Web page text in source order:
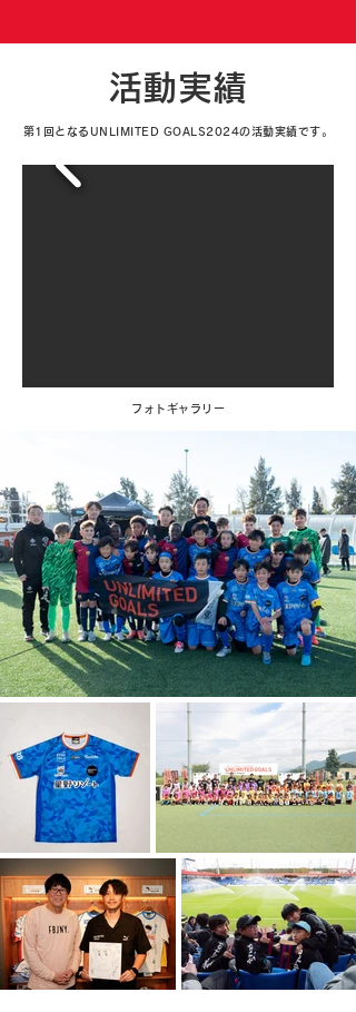
​活動実績
第1回となるUNLIMITED GOALS2024の活動実績です。
フォトギャラリー